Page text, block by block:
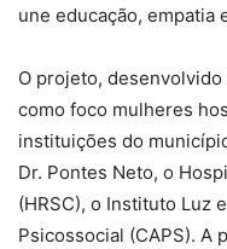
une educação, empatia
O projeto, desenvolvido
como foco mulheres
instituições do
Dr. Pontes Neto, o
(HRSC), o Instituto Luz
Psicossocial (CAPS). A